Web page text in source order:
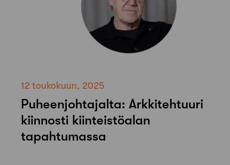
12 toukokuun, 2025
Puheenjohtajalta: Arkkitehtuuri
kiinnosti kiinteistöalan
tapahtumassa